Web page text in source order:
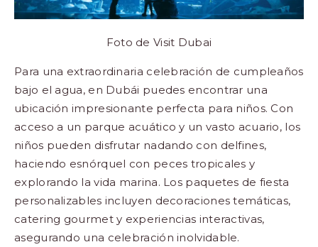
Foto deVisit Dubai
Para una extraordinaria celebración de cumpleaños
bajo el agua, en Dubái puedes encontrar una
ubicación impresionante perfecta para niños. Con
acceso a un parque acuático y un vasto acuario, los
niños pueden disfrutar nadando con delfines,
haciendo esnórquel con peces tropicales y
explorando la vida marina. Los paquetes de fiesta
personalizables incluyen decoraciones temáticas,
catering gourmet y experiencias interactivas,
asegurando una celebración inolvidable.